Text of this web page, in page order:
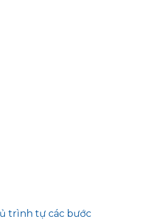
trình tự các bước